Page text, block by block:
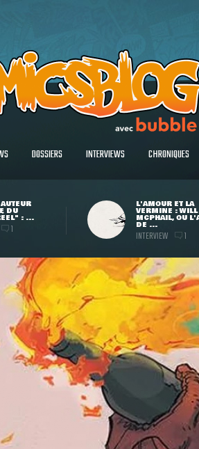
DOSSIERS INTERVIEWS CHRONIQUES
DU
: ...
1
L'AMOUR ET LA
VERMINE : WILL
MCPHAIL, OU
DE ...
INTERVIEW 1